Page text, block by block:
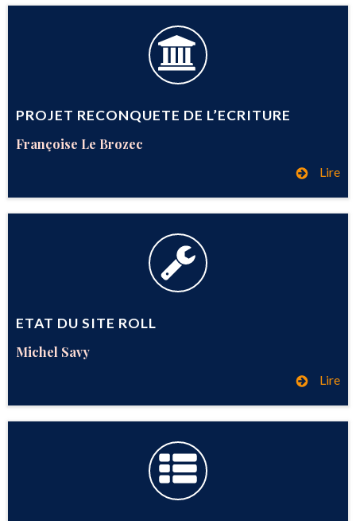
PROJET RECONQUETE DE L’ECRITURE
Françoise Le Brozec
Lire
ETAT DU SITE ROLL
Michel Savy
Lire